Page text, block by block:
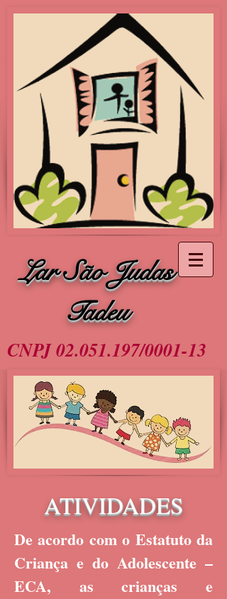
Lar São Judas
Tadeu
CNPJ02.051.197/0001-13
ATIVIDADES
De acordo com o Estatuto da
Criança e do Adolescente –
ECA, as crianças e